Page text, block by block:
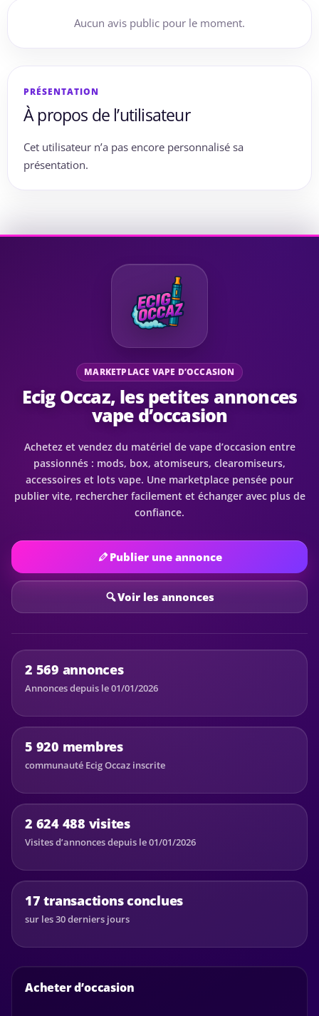
Aucun avis public pour le moment.
PRÉSENTATION
À propos de l’utilisateur
Cet utilisateur n’a pas encore personnalisé sa
présentation.
MARKETPLACE VAPE D’OCCASION
Ecig Occaz, les petites annonces
vape d’occasion
Achetez et vendez du matériel de vape d’occasion entre
passionnés : mods, box, atomiseurs, clearomiseurs,
accessoires et lots vape. Une marketplace pensée pour
publier vite, rechercher facilement et échanger avec plus de
confiance.
Publier une annonce
Voir les annonces
2 569 annonces
Annonces depuis le 01/01/2026
5 920 membres
communauté Ecig Occaz inscrite
2 624 488 visites
Visites d’annonces depuis le 01/01/2026
17 transactions conclues
sur les 30 derniers jours
Acheter d’occasion